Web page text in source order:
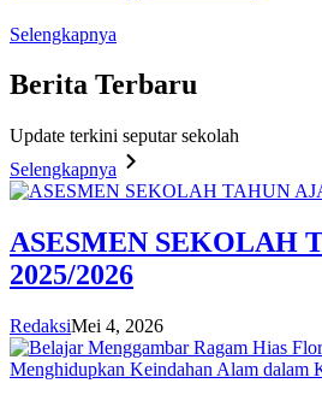
Selengkapnya
Berita Terbaru
Update terkini seputar sekolah
Selengkapnya
ASESMEN SEKOLAH
2025/2026
RedaksiMei 4, 2026